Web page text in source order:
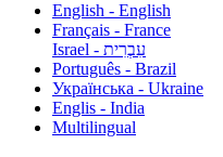
English - English
Français - France
עִבְרִית - Israel
Português - Brazil
Українська - Ukraine
Englis - India
Multilingual